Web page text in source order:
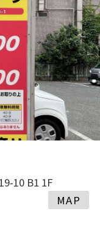
10 B1 1F
MAP